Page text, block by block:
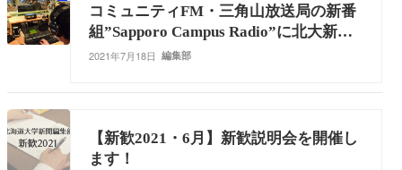
コミュニティFM・三角山放送局の新番
組”Sapporo Campus Radio”に北大新聞
編集部がレギュラー出演します
編集部
2021年7月18日
【新歓2021・6月】新歓説明会を開催し
ます！